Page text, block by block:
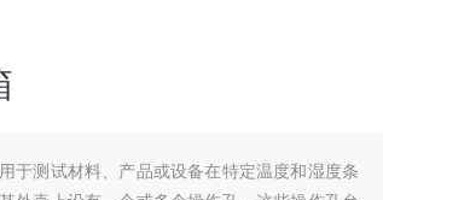
于测试材料、产品或设备在特定温度和湿度条